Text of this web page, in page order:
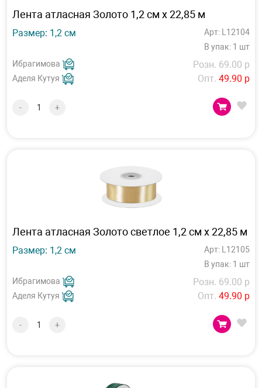
Лента атласная Золото 1,2 см х 22,85 м
Размер: 1,2 см
Арт: L12104
В упак: 1 шт
Ибрагимова
Аделя Кутуя
Розн. 69.00 р
Опт. 49.90 р
- +
Лента атласная Золото светлое 1,2 см х 22,85 м
Размер: 1,2 см
Арт: L12105
В упак: 1 шт
Ибрагимова
Аделя Кутуя
Розн. 69.00 р
Опт. 49.90 р
- +